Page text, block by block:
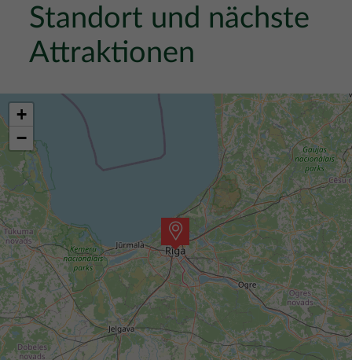
Standort und nächste
Attraktionen
+
−